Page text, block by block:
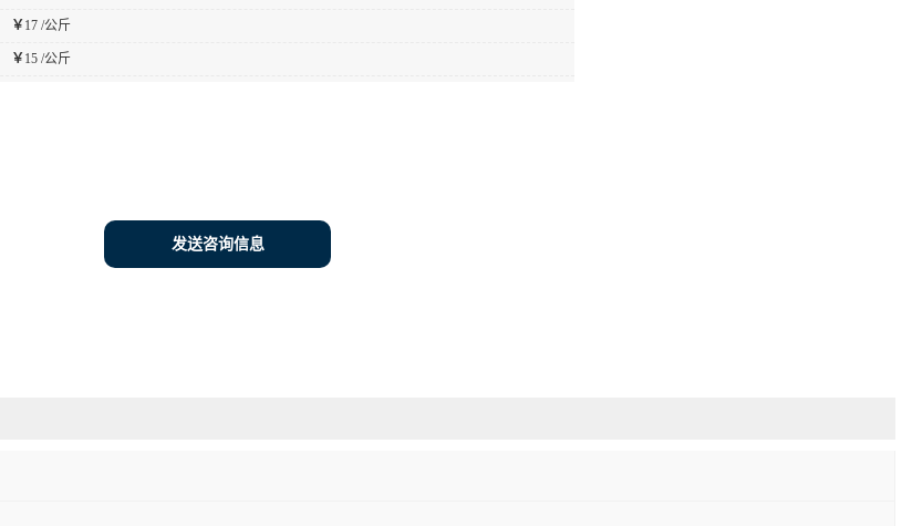
￥ 17 /公斤
￥ 15 /公斤
发送咨询信息